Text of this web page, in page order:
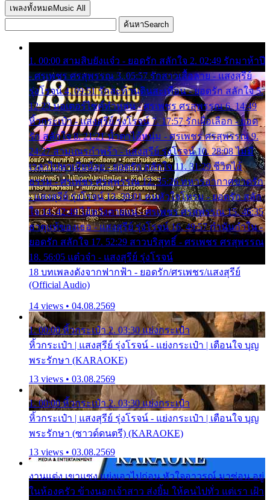
เพลงทั้งหมด Music All
ค้นหาSearch
1. 00:00 สามสิบยังแจ๋ว - ยอดรัก สลักใจ 2. 02:49 รักมาห้าปี
- ศรเพชร ศรสุพรรณ 3. 05:57 รักสาวเสื้อลาย - แสงสุรีย์
รุ่งโรจน์ 4. 09:51 รักสะท้านดินสะเทือน - ยอดรัก สลักใจ 5.
12:23 มอเตอร์ไซค์ทำหล่น - ศรเพชร ศรสุพรรณ 6. 14:49
หิ้วกระเป๋า - แสงสุรีย์ รุ่งโรจน์ 7. 17:57 รักเผื่อเลือก - ยอด
รัก สลักใจ 8. 21:21 น้ำตาไอ้หนุ่ม - ศรเพชร ศรสุพรรณ 9.
24:27 สามเณรกำพร้า - แสงสุรีย์ รุ่งโรจน์ 10. 28:08 ไม่มี
เวลาไปหาเมียน้อย - ยอดรัก สลักใจ 11. 31:29 ชีวิตไอ้
ธรรม - ศรเพชร ศรสุพรรณ 12. 35:26 ทหารอากาศขาดรัก
- แสงสุรีย์ รุ่งโรจน์ 13. 39:01 คนหัวใจโทรม - ยอดรัก สลัก
ใจ 14. 42:49 ไอ้หวังตายแน่ - ศรเพชร ศรสุพรรณ 15. 46:35
ธาตุแท้ของเธอ - แสงสุรีย์ รุ่งโรจน์ 16. 49:57 กำนันกำใน -
ยอดรัก สลักใจ 17. 52:29 สาวบริสุทธิ์ - ศรเพชร ศรสุพรรณ
18. 56:05 แต๋วจ๋า - แสงสุรีย์ รุ่งโรจน์
18 บทเพลงดังจากฟากฟ้า - ยอดรัก/ศรเพชร/แสงสุรีย์
(Official Audio)
14 views • 04.08.2569
1. 00:00 หิ้วกระเป๋า 2. 03:30 แย่งกระเป๋า
หิ้วกระเป๋า | แสงสุรีย์ รุ่งโรจน์ - แย่งกระเป๋า | เตือนใจ บุญ
พระรักษา (KARAOKE)
13 views • 03.08.2569
1. 00:00 หิ้วกระเป๋า 2. 03:30 แย่งกระเป๋า
หิ้วกระเป๋า | แสงสุรีย์ รุ่งโรจน์ - แย่งกระเป๋า | เตือนใจ บุญ
พระรักษา (ซาวด์ดนตรี) (KARAOKE)
13 views • 03.08.2569
งานแต่ง เขาแซง แย่งเอาไปก่อน หัวใจอาวรณ์ มาซ่อน อยู่
ในห้องครัว ข้างนอกเจ้าสาว ส่งยิ้ม ให้คนไปทั่ว แต่เรา เฝ้า